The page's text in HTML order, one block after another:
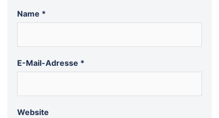
Name *
E-Mail-Adresse *
Website